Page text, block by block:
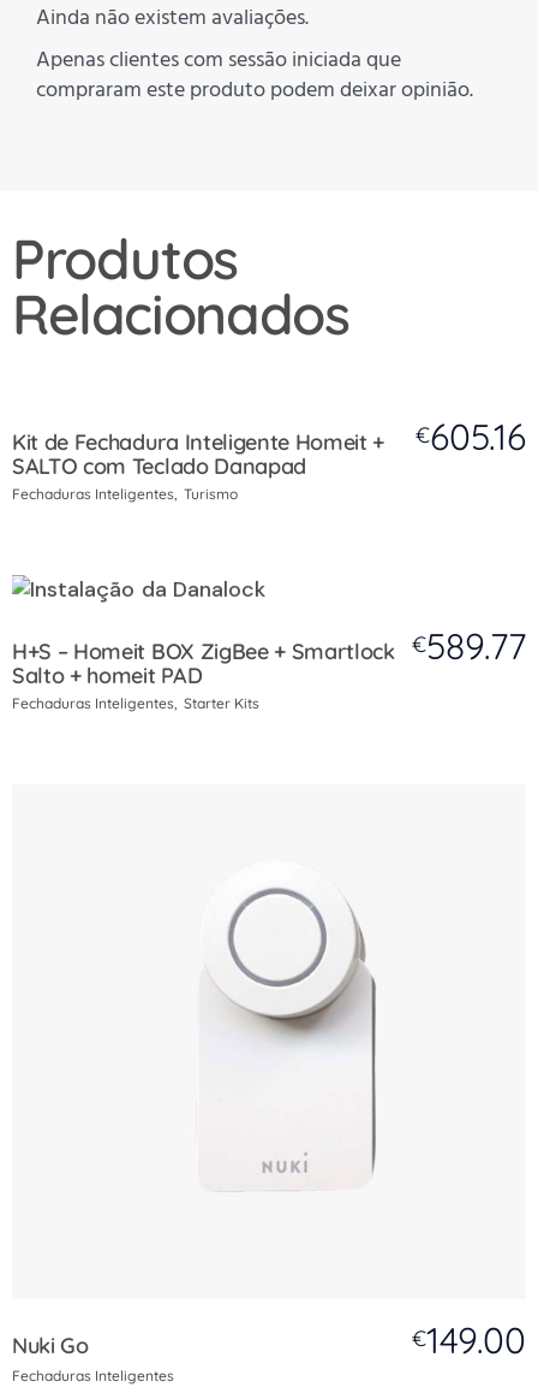
Ainda não existem avaliações.
Apenas clientes com sessão iniciada que
compraram este produto podem deixar opinião.
Produtos
Relacionados
Kit de Fechadura Inteligente Homeit +
SALTO com Teclado Danapad
€605.16
Fechaduras Inteligentes Turismo
H+S – Homeit BOX ZigBee + Smartlock
Salto + homeit PAD
€589.77
Fechaduras Inteligentes Starter Kits
Nuki Go €149.00
Fechaduras Inteligentes